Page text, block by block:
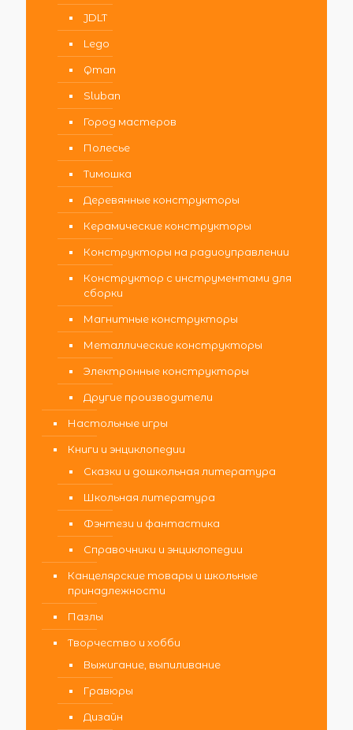
JDLT
Lego
Qman
Sluban
Город мастеров
Полесье
Тимошка
Деревянные конструкторы
Керамические конструкторы
Конструкторы на радиоуправлении
Конструктор с инструментами для
сборки
Магнитные конструкторы
Металлические конструкторы
Электронные конструкторы
Другие производители
Настольные игры
Книги и энциклопедии
Сказки и дошкольная литература
Школьная литература
Фэнтези и фантастика
Справочники и энциклопедии
Канцелярские товары и школьные
принадлежности
Пазлы
Творчество и хобби
Выжигание, выпиливание
Гравюры
Дизайн